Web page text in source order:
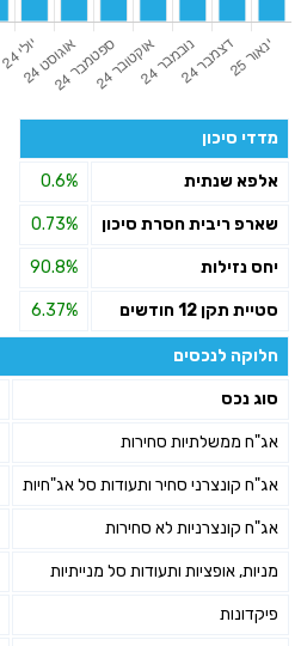
מדדי סיכון
אלפא שנתית 0.6%
שארפ ריבית חסרת סיכון 0.73%
יחס נזילות 90.8%
סטיית תקן 12 חודשים 6.37%
חלוקה לנכסים
סוג נכס
אג"ח ממשלתיות סחירות
אג"ח קונצרני סחיר ותעודות סל אג"חיות
אג"ח קונצרניות לא סחירות
מניות, אופציות ותעודות סל מנייתיות
פיקדונות